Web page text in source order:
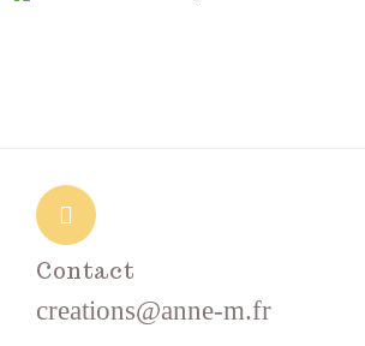
Contact
creations@anne-m.fr